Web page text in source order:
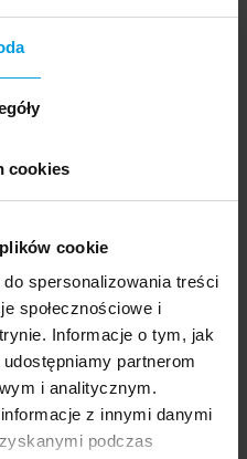
cookies
cookie
spersonalizowania treści
społecznościowe i
Informacje o tym, jak
partnerom
i analitycznym.
z innymi danymi
podczas